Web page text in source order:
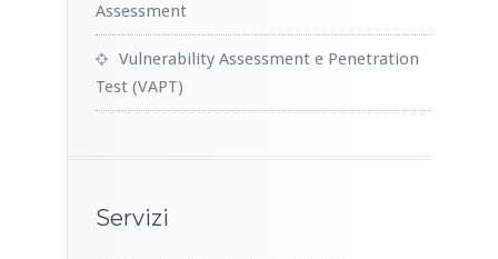
Assessment
Vulnerability Assessment e Penetration
Test (VAPT)
Servizi